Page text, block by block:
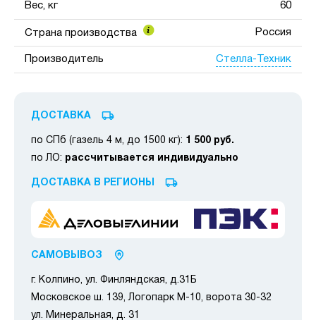
Вес, кг 60
Страна производства Россия
Производитель Стелла-Техник
ДОСТАВКА
по СПб (газель 4 м, до 1500 кг): 1 500 руб.
по ЛО: рассчитывается индивидуально
ДОСТАВКА В РЕГИОНЫ
САМОВЫВОЗ
г. Колпино, ул. Финляндская, д.31Б
Московское ш. 139, Логопарк М-10, ворота 30-32
ул. Минеральная, д. 31